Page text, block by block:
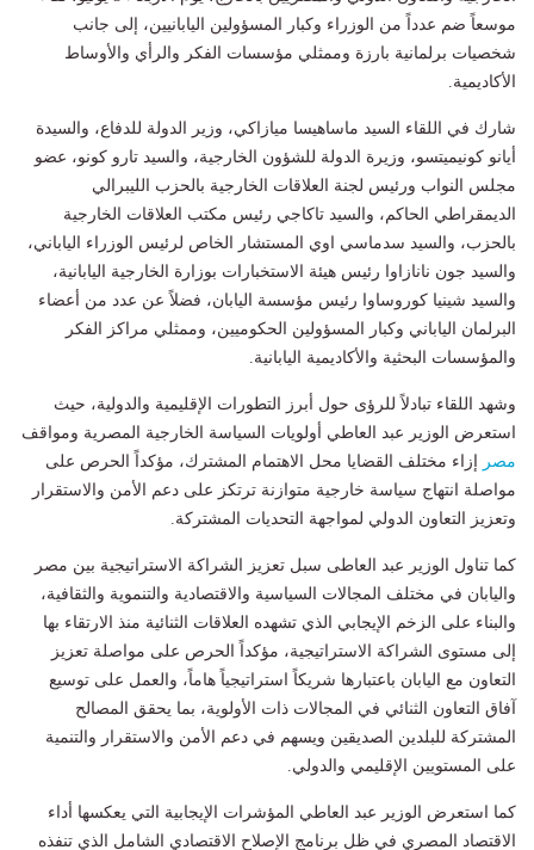
موسعاً ضم عدداً من الوزراء وكبار المسؤولين اليابانيين، إلى جانب
شخصيات برلمانية بارزة وممثلي مؤسسات الفكر والرأي والأوساط
الأكاديمية.
شارك في اللقاء السيد ماساهيسا ميازاكي، وزير الدولة للدفاع، والسيدة
أيانو كونيميتسو، وزيرة الدولة للشؤون الخارجية، والسيد تارو كونو، عضو
مجلس النواب ورئيس لجنة العلاقات الخارجية بالحزب الليبرالي
الديمقراطي الحاكم، والسيد تاكاجي رئيس مكتب العلاقات الخارجية
بالحزب، والسيد سدماسي اوي المستشار الخاص لرئيس الوزراء الياباني،
والسيد جون نانازاوا رئيس هيئة الاستخبارات بوزارة الخارجية اليابانية،
والسيد شينيا كوروساوا رئيس مؤسسة اليابان، فضلاً عن عدد من أعضاء
البرلمان الياباني وكبار المسؤولين الحكوميين، وممثلي مراكز الفكر
والمؤسسات البحثية والأكاديمية اليابانية.
وشهد اللقاء تبادلاً للرؤى حول أبرز التطورات الإقليمية والدولية، حيث
استعرض الوزير عبد العاطي أولويات السياسة الخارجية المصرية ومواقف
مصر إزاء مختلف القضايا محل الاهتمام المشترك، مؤكداً الحرص على
مواصلة انتهاج سياسة خارجية متوازنة ترتكز على دعم الأمن والاستقرار
وتعزيز التعاون الدولي لمواجهة التحديات المشتركة.
كما تناول الوزير عبد العاطى سبل تعزيز الشراكة الاستراتيجية بين مصر
واليابان في مختلف المجالات السياسية والاقتصادية والتنموية والثقافية،
والبناء على الزخم الإيجابي الذي تشهده العلاقات الثنائية منذ الارتقاء بها
إلى مستوى الشراكة الاستراتيجية، مؤكداً الحرص على مواصلة تعزيز
التعاون مع اليابان باعتبارها شريكاً استراتيجياً هاماً، والعمل على توسيع
آفاق التعاون الثنائي في المجالات ذات الأولوية، بما يحقق المصالح
المشتركة للبلدين الصديقين ويسهم في دعم الأمن والاستقرار والتنمية
على المستويين الإقليمي والدولي.
كما استعرض الوزير عبد العاطي المؤشرات الإيجابية التي يعكسها أداء
الاقتصاد المصري في ظل برنامج الإصلاح الاقتصادي الشامل الذي تنفذه